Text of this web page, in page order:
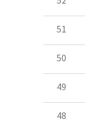
51
50
49
48